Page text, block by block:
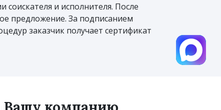
и исполнителя. После
предложение. За подписанием
заказчик получает сертификат